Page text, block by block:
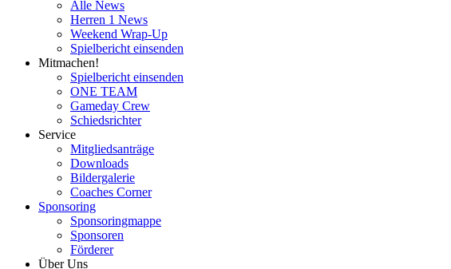
Alle News
Herren 1 News
Weekend Wrap-Up
Spielbericht einsenden
Mitmachen!
Spielbericht einsenden
ONE TEAM
Gameday Crew
Schiedsrichter
Service
Mitgliedsanträge
Downloads
Bildergalerie
Coaches Corner
Sponsoring
Sponsoringmappe
Sponsoren
Förderer
Über Uns